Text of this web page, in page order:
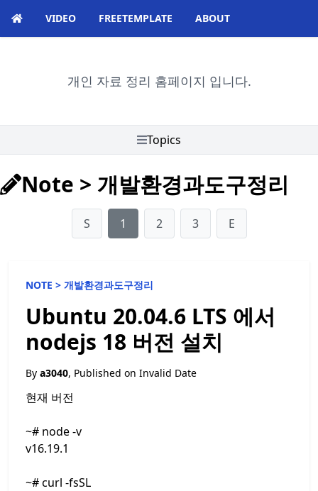
VIDEO FREETEMPLATE ABOUT
개인 자료 정리 홈페이지 입니다.
Topics
Note > 개발환경과도구정리
S 1 2 3 E
NOTE > 개발환경과도구정리
Ubuntu 20.04.6 LTS 에서
nodejs 18 버전 설치
By a3040, Published on Invalid Date
현재 버전
~# node -v
v16.19.1
~# curl -fsSL